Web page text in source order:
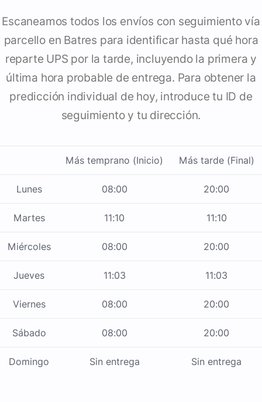
Escaneamos todos los envíos con seguimiento vía
parcello en Batres para identificar hasta qué hora
reparte UPS por la tarde, incluyendo la primera y
última hora probable de entrega. Para obtener la
predicción individual de hoy, introduce tu ID de
seguimiento y tu dirección.
Más temprano (Inicio) Más tarde (Final)
Lunes 08:00 20:00
Martes 11:10 11:10
Miércoles 08:00 20:00
Jueves 11:03 11:03
Viernes 08:00 20:00
Sábado 08:00 20:00
Domingo Sin entrega Sin entrega